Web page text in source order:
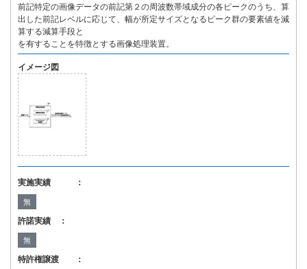
前記特定の画像データの前記第２の周波数帯域成分の各ピークのうち、算
出した前記レベルに応じて、幅が所定サイズとなるピーク群の要素値を減
算する減算手段と
を有することを特徴とする画像処理装置。
イメージ図
実施実績 ：
無
許諾実績 ：
無
特許権譲渡 ：